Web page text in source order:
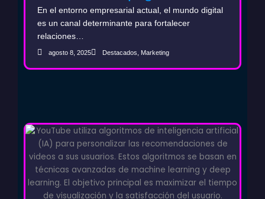
B2B que fortalezca el ciclo
de ventas
En el entorno empresarial actual, el mundo digital
es un canal determinante para fortalecer
relaciones…
agosto 8, 2025 Destacados Marketing